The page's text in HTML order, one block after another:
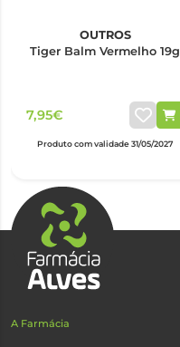
OUTROS
Tiger Balm Vermelho 19g
7,95€
Produto com validade 31/05/2027
A Farmácia